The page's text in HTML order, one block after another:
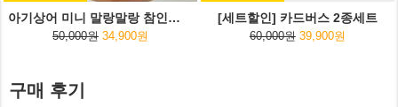
아기상어 미니 말랑말랑 참인형 5종세트
50,000원 34,900원
[세트할인] 카드버스 2종세트
60,000원 39,900원
구매 후기